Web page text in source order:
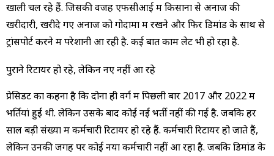
खाली चल रहे हैं. जिसकी वजह एफसीआई में किसानों से अनाज की
खरीदारी, खरीदे गए अनाज को गोदामों में रखने और फिर डिमांड के साथ से
ट्रांसपोर्ट करने में परेशानी आ रही है. कई बात काम लेट भी हो रहा है.
पुराने रिटायर हो रहे, लेकिन नए नहीं आ रहे
प्रेसिडेंट का कहना है कि दोनों ही वर्ग में पिछली बार 2017 और 2022 में
भर्तियां हुईं थी. लेकिन उसके बाद कोई नई भर्ती नहीं की गई है. जबकि हर
साल बड़ी संख्या में कर्मचारी रिटायर हो रहे हैं. कर्मचारी रिटायर हो जाते हैं,
लेकिन उनकी जगह पर कोई नया कर्मचारी नहीं आ रहा है. जबकि डिमांड के